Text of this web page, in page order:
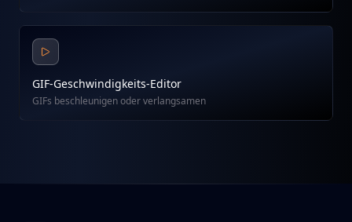
GIF-Geschwindigkeits-Editor
GIFs beschleunigen oder verlangsamen